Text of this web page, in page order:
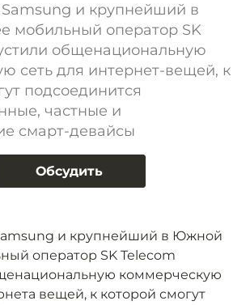
и крупнейший в
мобильный оператор SK
общенациональную
сеть для интернет-вещей, к
подсоединится
частные и
смарт-девайсы
Обсудить
и крупнейший в Южной
оператор SK Telecom
коммерческую
вещей, к которой смогут